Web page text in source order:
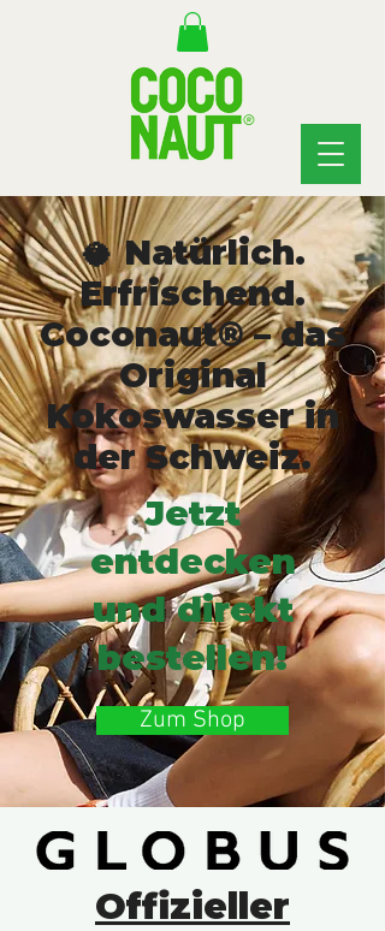
🥥 Natürlich.
Erfrischend.
Coconaut® – das
Original
Kokoswasser in
der Schweiz.
Jetzt
entdecken
und direkt
bestellen!
Zum Shop
Offizieller